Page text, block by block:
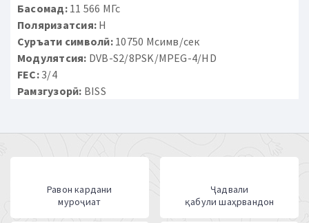
Басомад:11 566 МГс
Поляризатсия: H
Суръати символӣ:10750 Мсимв/сек
Модулятсия: DVB-S2/8PSK/MPEG-4/HD
FEC:3/4
Рамзгузорӣ: BISS
Равон кардани
муроҷиат
Ҷадвали
қабули шаҳрвандон